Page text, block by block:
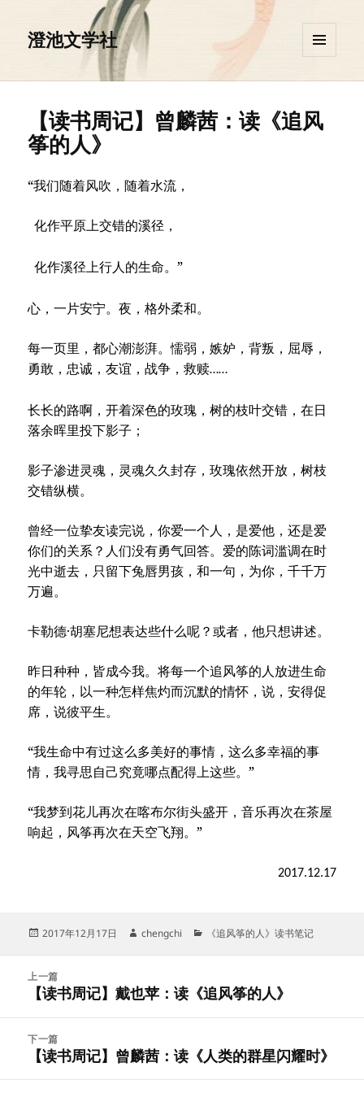
澄池文学社
挂件
【读书周记】曾麟茜：读《追风
筝的人》
“我们随着风吹，随着水流，
化作平原上交错的溪径，
化作溪径上行人的生命。”
心，一片安宁。夜，格外柔和。
每一页里，都心潮澎湃。懦弱，嫉妒，背叛，屈辱，
勇敢，忠诚，友谊，战争，救赎……
长长的路啊，开着深色的玫瑰，树的枝叶交错，在日
落余晖里投下影子；
影子渗进灵魂，灵魂久久封存，玫瑰依然开放，树枝
交错纵横。
曾经一位挚友读完说，你爱一个人，是爱他，还是爱
你们的关系？人们没有勇气回答。爱的陈词滥调在时
光中逝去，只留下兔唇男孩，和一句，为你，千千万
万遍。
卡勒德·胡塞尼想表达些什么呢？或者，他只想讲述。
昨日种种，皆成今我。将每一个追风筝的人放进生命
的年轮，以一种怎样焦灼而沉默的情怀，说，安得促
席，说彼平生。
“我生命中有过这么多美好的事情，这么多幸福的事
情，我寻思自己究竟哪点配得上这些。”
“我梦到花儿再次在喀布尔街头盛开，音乐再次在茶屋
响起，风筝再次在天空飞翔。”
2017.12.17
发
2017年12月17日
作
chengchi
分《追风筝的人》读书笔记
航
上一篇
上
文
章：
【读书周记】戴也苹：读《追风筝的人》
下一篇
下【读书周记】曾麟茜：读《人类的群星闪耀时》